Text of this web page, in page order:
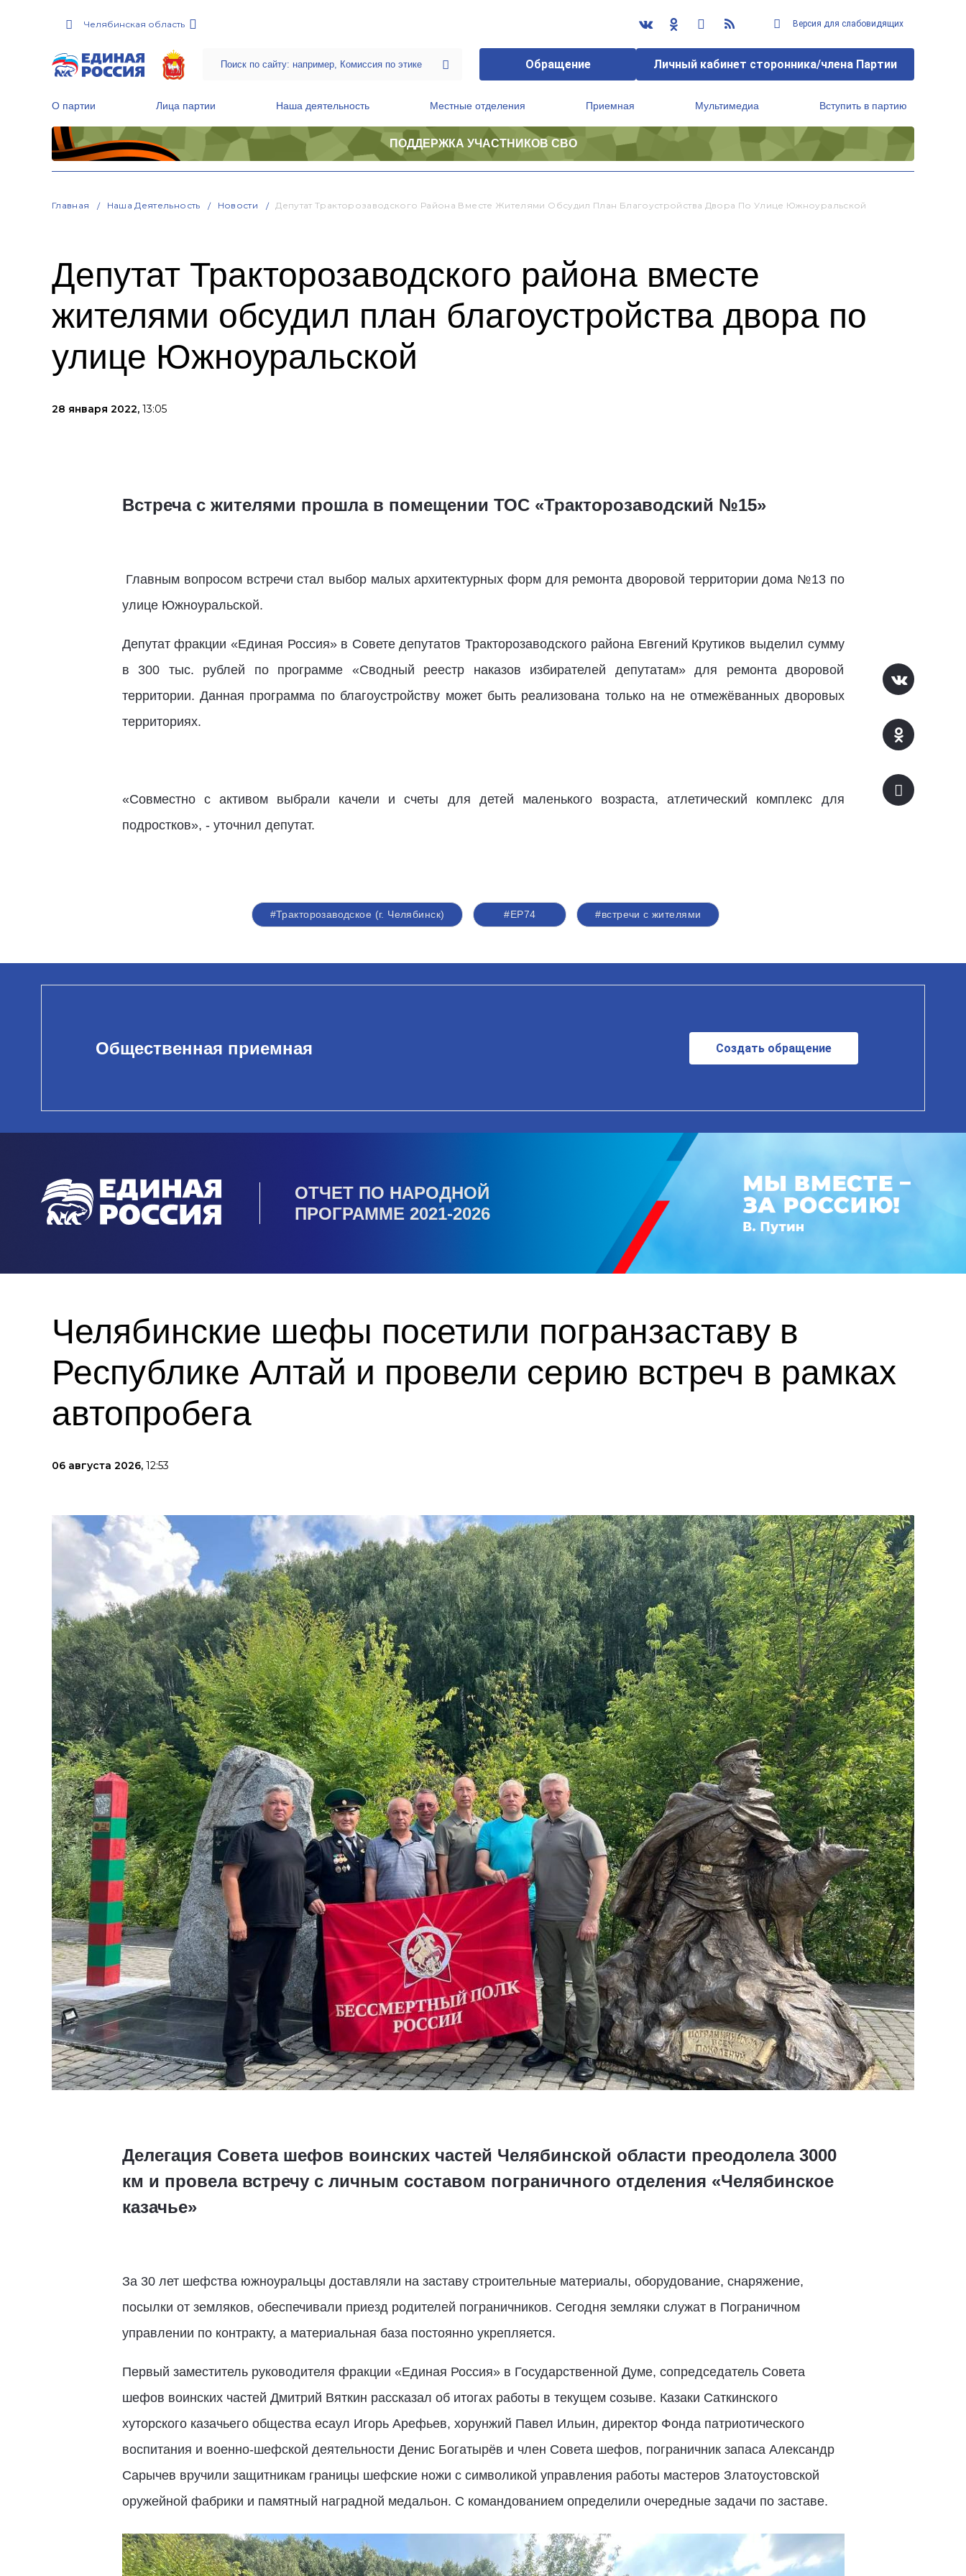
Челябинская область Версия для слабовидящих
Обращение Личный кабинет сторонника/члена Партии
О партии Лица партии Наша деятельность Местные отделения Приемная Мультимедиа Вступить в партию
ПОДДЕРЖКА УЧАСТНИКОВ СВО
Главная Наша Деятельность Новости Депутат Тракторозаводского Района Вместе Жителями Обсудил План Благоустройства Двора По Улице Южноуральской
Депутат Тракторозаводского района вместе
жителями обсудил план благоустройства двора по
улице Южноуральской
28 января 2022, 13:05
Встреча с жителями прошла в помещении ТОС «Тракторозаводский №15»
Главным вопросом встречи стал выбор малых архитектурных форм для ремонта дворовой территории дома №13 по
улице Южноуральской.
Депутат фракции «Единая Россия» в Совете депутатов Тракторозаводского района Евгений Крутиков выделил сумму
в 300 тыс. рублей по программе «Сводный реестр наказов избирателей депутатам» для ремонта дворовой
территории. Данная программа по благоустройству может быть реализована только на не отмежёванных дворовых
территориях.
«Совместно с активом выбрали качели и счеты для детей маленького возраста, атлетический комплекс для
подростков», - уточнил депутат.
#Тракторозаводское (г. Челябинск) #ЕР74 #встречи с жителями
Общественная приемная Создать обращение
ОТЧЕТ ПО НАРОДНОЙ
ПРОГРАММЕ 2021-2026
Челябинские шефы посетили погранзаставу в
Республике Алтай и провели серию встреч в рамках
автопробега
06 августа 2026, 12:53
Делегация Совета шефов воинских частей Челябинской области преодолела 3000
км и провела встречу с личным составом пограничного отделения «Челябинское
казачье»
За 30 лет шефства южноуральцы доставляли на заставу строительные материалы, оборудование, снаряжение,
посылки от земляков, обеспечивали приезд родителей пограничников. Сегодня земляки служат в Пограничном
управлении по контракту, а материальная база постоянно укрепляется.
Первый заместитель руководителя фракции «Единая Россия» в Государственной Думе, сопредседатель Совета
шефов воинских частей Дмитрий Вяткин рассказал об итогах работы в текущем созыве. Казаки Саткинского
хуторского казачьего общества есаул Игорь Арефьев, хорунжий Павел Ильин, директор Фонда патриотического
воспитания и военно-шефской деятельности Денис Богатырёв и член Совета шефов, пограничник запаса Александр
Сарычев вручили защитникам границы шефские ножи с символикой управления работы мастеров Златоустовской
оружейной фабрики и памятный наградной медальон. С командованием определили очередные задачи по заставе.